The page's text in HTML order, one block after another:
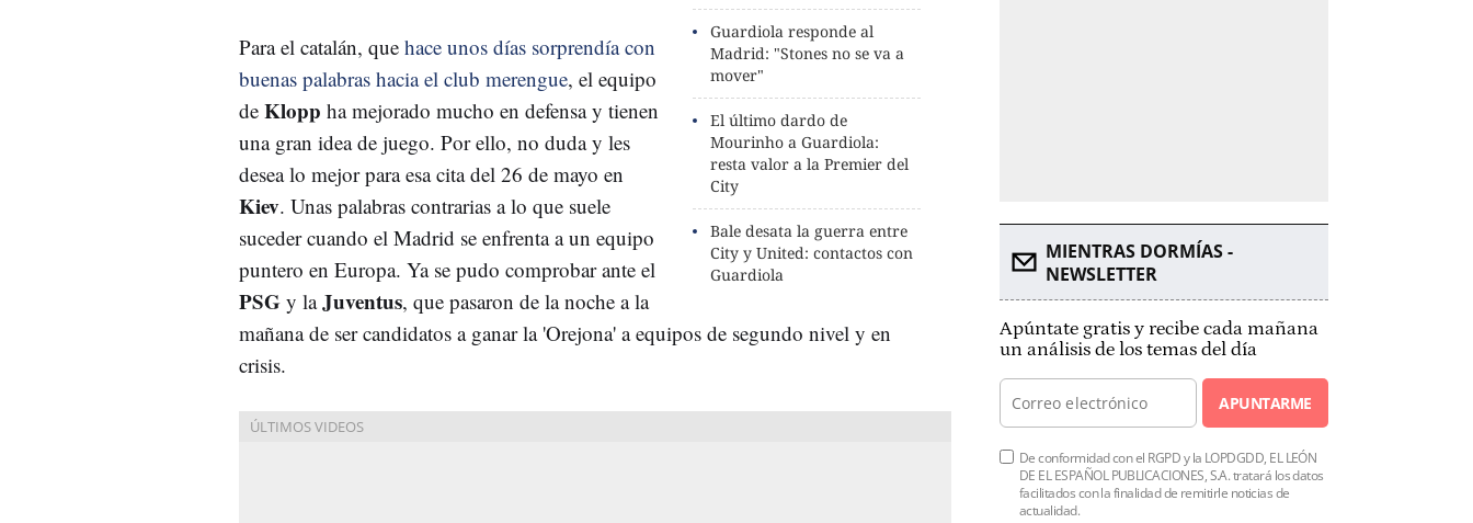
Guardiola responde al
Madrid: "Stones no se va a
mover"
El último dardo de
Mourinho a Guardiola:
resta valor a la Premier del
City
Bale desata la guerra entre
City y United: contactos con
Guardiola
Para el catalán, que hace unos días sorprendía con
buenas palabras hacia el club merengue, el equipo
de Klopp ha mejorado mucho en defensa y tienen
una gran idea de juego. Por ello, no duda y les
desea lo mejor para esa cita del 26 de mayo en
Kiev. Unas palabras contrarias a lo que suele
suceder cuando el Madrid se enfrenta a un equipo
puntero en Europa. Ya se pudo comprobar ante el
PSG y laJuventus, que pasaron de la noche a la
mañana de ser candidatos a ganar la 'Orejona' a equipos de segundo nivel y en
crisis.
MIENTRAS DORMÍAS -
NEWSLETTER
Apúntate gratis y recibe cada mañana
un análisis de los temas del día
APUNTARME
De conformidad con el RGPD y la LOPDGDD, EL LEÓN
DE EL ESPAÑOL PUBLICACIONES, S.A. tratará los datos
facilitados con la finalidad de remitirle noticias de
actualidad.